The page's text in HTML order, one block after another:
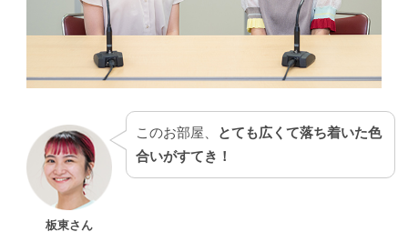
板東さん
このお部屋、
とても広くて落ち着いた色
合いがすてき！